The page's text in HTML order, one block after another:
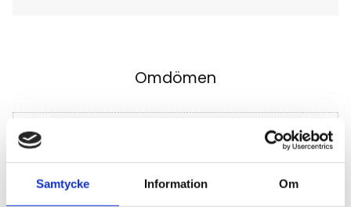
Samtycke Information Om
Omdömen